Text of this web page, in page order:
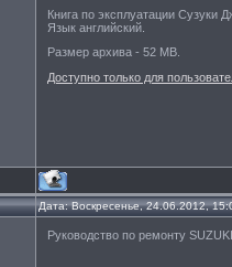
Книга по эксплуатации Сузуки
Язык английский.
Размер архива - 52 MB.
Доступно только для
Дата: Воскресенье, 24.06.2012,
Руководство по ремонту